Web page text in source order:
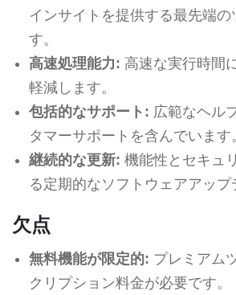
インサイトを提供する最先端の
す。
高速処理能力: 高速な実行時間
軽減します。
包括的なサポート: 広範なヘル
タマーサポートを含んでいます
継続的な更新: 機能性とセキュ
る定期的なソフトウェアアップ
欠点
無料機能が限定的: プレミアム
クリプション料金が必要です。